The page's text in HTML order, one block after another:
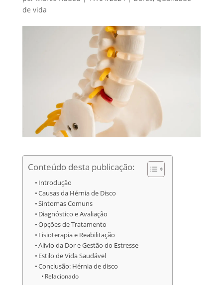
de vida
Conteúdo desta publicação:
Introdução
Causas da Hérnia de Disco
Sintomas Comuns
Diagnóstico e Avaliação
Opções de Tratamento
Fisioterapia e Reabilitação
Alívio da Dor e Gestão do Estresse
Estilo de Vida Saudável
Conclusão: Hérnia de disco
Relacionado